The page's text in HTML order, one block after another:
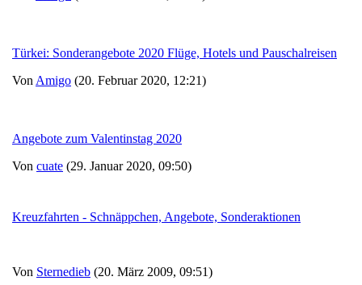
Türkei: Sonderangebote 2020 Flüge, Hotels und Pauschalreisen
Von Amigo (20. Februar 2020, 12:21)
Angebote zum Valentinstag 2020
Von cuate (29. Januar 2020, 09:50)
Kreuzfahrten - Schnäppchen, Angebote, Sonderaktionen
Von Sternedieb (20. März 2009, 09:51)